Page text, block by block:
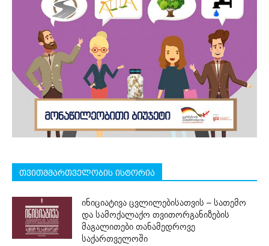
თვითმმართველობის ისტორია
ინიციატივა ცვლილებისათვის – სათემო
და სამოქალაქო თვითორგანიზების
მაგალითები თანამედროვე
საქართველოში